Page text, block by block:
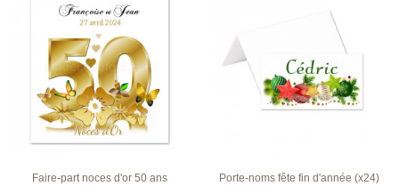
LISTE
D'ENVIE
APERÇU
RAPIDE
DÉTAILS
Faire-part noces d'or 50 ans Porte-noms fête fin d'année (x24)